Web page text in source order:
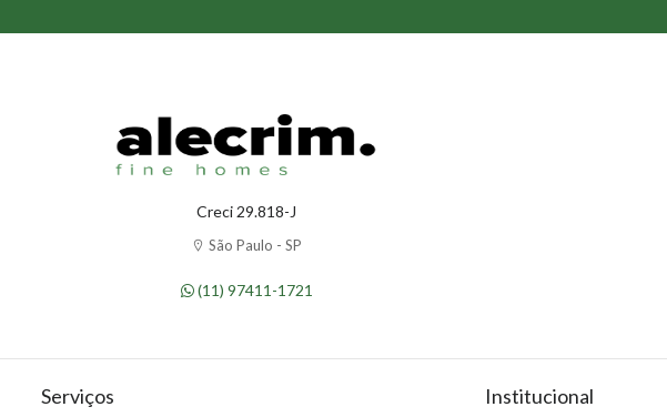
Creci 29.818-J
São Paulo - SP
(11) 97411-1721
Serviços Institucional